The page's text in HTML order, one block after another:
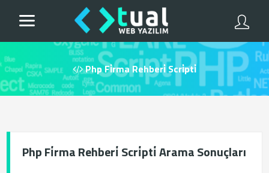
Php Fi̇rma Rehberi̇ Scri̇pti̇
Php Fi̇rma Rehberi̇ Scri̇pti̇ Arama Sonuçları